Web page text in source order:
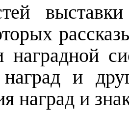
наградной
наград и
наград и